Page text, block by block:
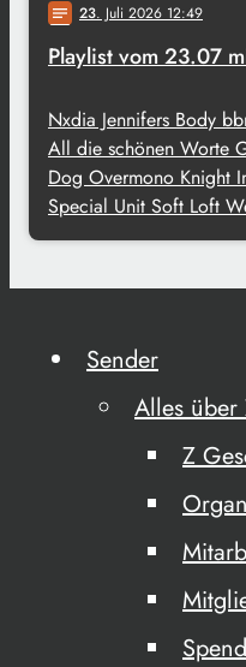
notes 23. Juli 2026 12:49
Playlist vom 23.07
Nxdia Jennifers Body
All die schönen Worte
Dog Overmono Knight
Special Unit Soft Loft
Sender
Alles über
Z